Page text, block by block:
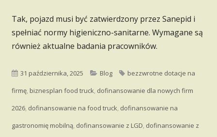
Tak, pojazd musi być zatwierdzony przez Sanepid i
spełniać normy higieniczno-sanitarne. Wymagane są
również aktualne badania pracowników.
Opublikowano
31 października, 2025 Kategorie
Blog Tagi
bezzwrotne dotacje na
firmę, biznesplan food truck, dofinansowanie dla nowych firm
2026, dofinansowanie na food truck, dofinansowanie na
gastronomię mobilną, dofinansowanie z LGD, dofinansowanie z